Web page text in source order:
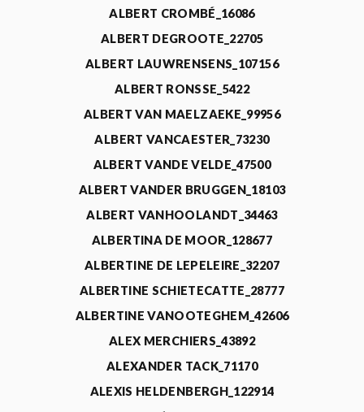
ALBERT CROMBÉ_16086
ALBERT DEGROOTE_22705
ALBERT LAUWRENSENS_107156
ALBERT RONSSE_5422
ALBERT VAN MAELZAEKE_99956
ALBERT VANCAESTER_73230
ALBERT VANDE VELDE_47500
ALBERT VANDER BRUGGEN_18103
ALBERT VANHOOLANDT_34463
ALBERTINA DE MOOR_128677
ALBERTINE DE LEPELEIRE_32207
ALBERTINE SCHIETECATTE_28777
ALBERTINE VANOOTEGHEM_42606
ALEX MERCHIERS_43892
ALEXANDER TACK_71170
ALEXIS HELDENBERGH_122914